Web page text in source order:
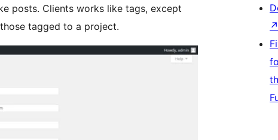
posts. Clients works like tags, except
tagged to a project.
↗